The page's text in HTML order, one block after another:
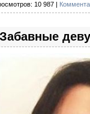
10 987 |
Забавные